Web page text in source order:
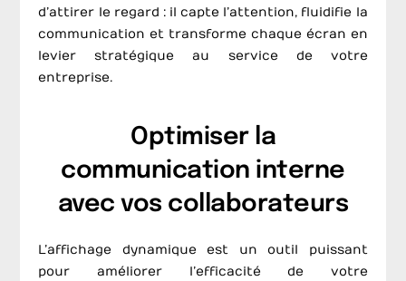
d’attirer le regard : il capte l’attention, fluidifie la
communication et transforme chaque écran en
levier stratégique au service de votre
entreprise.
Optimiser la
communication interne
avec vos collaborateurs
L’affichage dynamique est un outil puissant
pour améliorer l’efficacité de votre